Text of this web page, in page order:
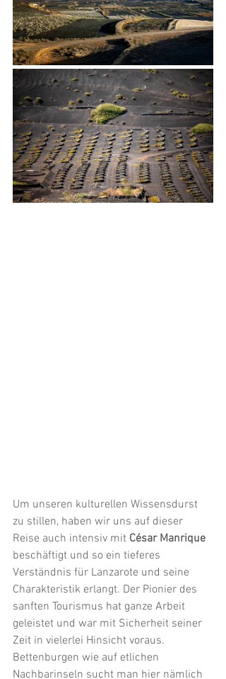
Um unseren kulturellen Wissensdurst
zu stillen, haben wir uns auf dieser
Reise auch intensiv mit César Manrique
beschäftigt und so ein tieferes
Verständnis für Lanzarote und seine
Charakteristik erlangt. Der Pionier des
sanften Tourismus hat ganze Arbeit
geleistet und war mit Sicherheit seiner
Zeit in vielerlei Hinsicht voraus.
Bettenburgen wie auf etlichen
Nachbarinseln sucht man hier nämlich